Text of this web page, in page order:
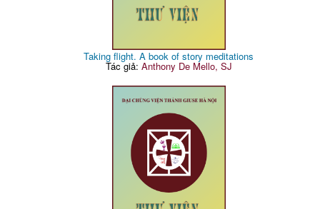
Taking flight. A book of story meditations
Tác giả: Anthony De Mello, SJ